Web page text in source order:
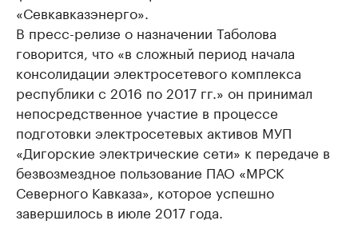
«Севкавказэнерго».
В пресс-релизе о назначении Таболова
говорится, что «в сложный период начала
консолидации электросетевого комплекса
республики с 2016 по 2017 гг.» он принимал
непосредственное участие в процессе
подготовки электросетевых активов МУП
«Дигорские электрические сети» к передаче в
безвозмездное пользование ПАО «МРСК
Северного Кавказа», которое успешно
завершилось в июле 2017 года.